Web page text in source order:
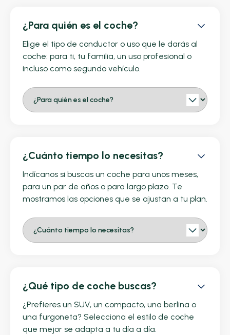
¿Para quién es el coche?
Elige el tipo de conductor o uso que le darás al
coche: para ti, tu familia, un uso profesional o
incluso como segundo vehículo.
¿Cuánto tiempo lo necesitas?
Indícanos si buscas un coche para unos meses,
para un par de años o para largo plazo. Te
mostramos las opciones que se ajustan a tu plan.
¿Qué tipo de coche buscas?
¿Prefieres un SUV, un compacto, una berlina o
una furgoneta? Selecciona el estilo de coche
que mejor se adapta a tu día a día.